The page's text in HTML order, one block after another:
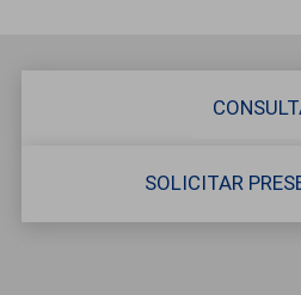
SOLICITAR